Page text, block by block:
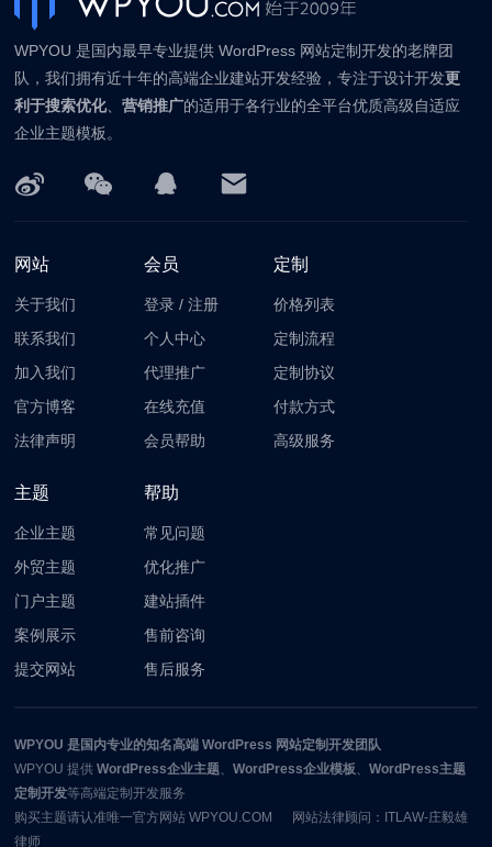
WPYOU 是国内最早专业提供 WordPress 网站定制开发的老牌团
队，我们拥有近十年的高端企业建站开发经验，专注于设计开发更
利于搜索优化、营销推广的适用于各行业的全平台优质高级自适应
企业主题模板。
网站
关于我们
联系我们
加入我们
官方博客
法律声明
会员
登录 /注册
个人中心
代理推广
在线充值
会员帮助
定制
价格列表
定制流程
定制协议
付款方式
高级服务
主题
企业主题
外贸主题
门户主题
案例展示
提交网站
帮助
常见问题
优化推广
建站插件
售前咨询
售后服务
WPYOU 是国内专业的知名高端 WordPress 网站定制开发团队
WPYOU 提供WordPress企业主题、WordPress企业模板、WordPress主题
定制开发等高端定制开发服务
购买主题请认准唯一官方网站 WPYOU.COM 网站法律顾问：ITLAW-庄毅雄
律师